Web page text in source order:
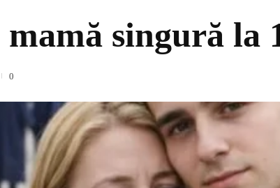
singură la
0